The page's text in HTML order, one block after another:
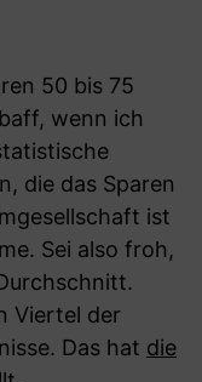
50 bis 75
wenn ich
die das Sparen
ist
Sei also froh,
Viertel der
Das hat die